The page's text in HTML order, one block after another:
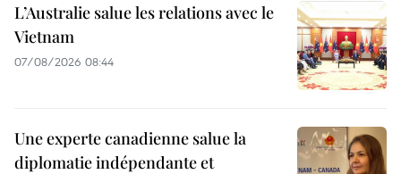
L’Australie salue les relations avec le
Vietnam
07/08/2026 08:44
Une experte canadienne salue la
diplomatie indépendante et